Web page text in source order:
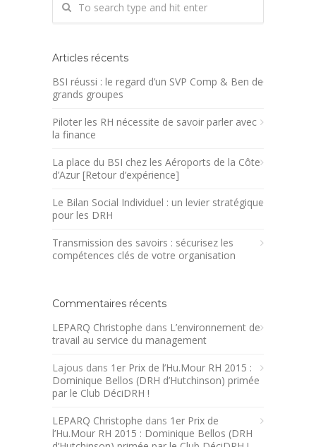
Articles récents
BSI réussi : le regard d’un SVP Comp & Ben de
grands groupes
Piloter les RH nécessite de savoir parler avec
la finance
La place du BSI chez les Aéroports de la Côte
d’Azur [Retour d’expérience]
Le Bilan Social Individuel : un levier stratégique
pour les DRH
Transmission des savoirs : sécurisez les
compétences clés de votre organisation
Commentaires récents
LEPARQ Christophe dans L’environnement de
travail au service du management
Lajous dans 1er Prix de l’Hu.Mour RH 2015 :
Dominique Bellos (DRH d’Hutchinson) primée
par le Club DéciDRH !
LEPARQ Christophe dans 1er Prix de
l’Hu.Mour RH 2015 : Dominique Bellos (DRH